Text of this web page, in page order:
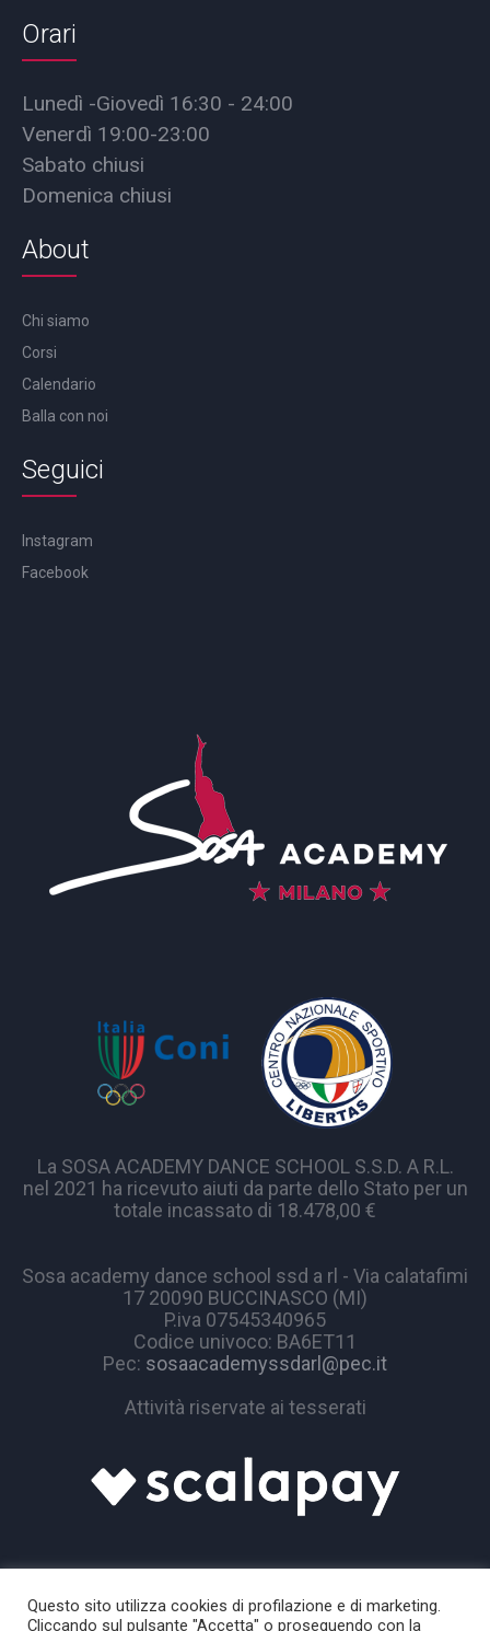
Orari
Lunedì -Giovedì 16:30 - 24:00
Venerdì 19:00-23:00
Sabato chiusi
Domenica chiusi
About
Chi siamo
Corsi
Calendario
Balla con noi
Seguici
Instagram
Facebook
La SOSA ACADEMY DANCE SCHOOL S.S.D. A R.L.
nel 2021 ha ricevuto aiuti da parte dello Stato per un
totale incassato di 18.478,00 €
Sosa academy dance school ssd a rl - Via calatafimi
17 20090 BUCCINASCO (MI)
P.iva 07545340965
Codice univoco: BA6ET11
Pec: sosaacademyssdarl@pec.it
Attività riservate ai tesserati
Questo sito utilizza cookies di profilazione e di marketing.
Cliccando sul pulsante "Accetta" o proseguendo con la